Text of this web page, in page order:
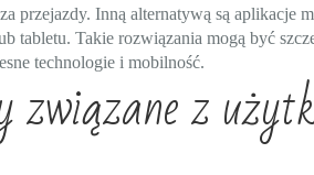
przejazdy. Inną alternatywą są aplikacje
tabletu. Takie rozwiązania mogą być
technologie i mobilność.
z